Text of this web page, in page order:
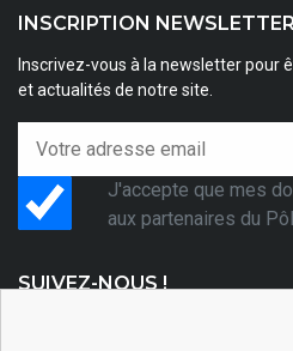
INSCRIPTION NEWSLETTER
Inscrivez-vous à la newsletter pour
et actualités de notre site.
J'accepte que mes
aux partenaires du
SUIVEZ-NOUS !